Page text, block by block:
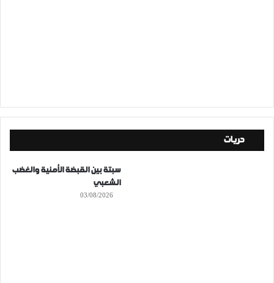
حريات
سبتة بين القبضة الأمنية والغضب
الشعبي
03/08/2026